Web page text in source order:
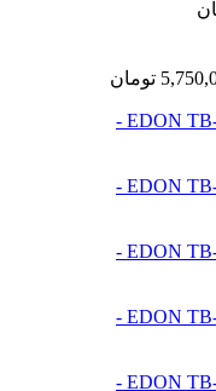
تومان